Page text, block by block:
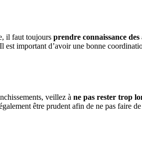
il faut toujours prendre connaissance des
Il est important d’avoir une bonne
veillez à ne pas rester trop
être prudent afin de ne pas faire de